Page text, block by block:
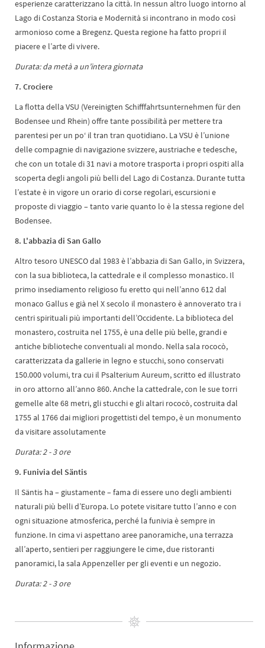
esperienze caratterizzano la città. In nessun altro luogo intorno al
Lago di Costanza Storia e Modernità si incontrano in modo così
armonioso come a Bregenz. Questa regione ha fatto propri il
piacere e l’arte di vivere.
Durata: da metà a un’intera giornata
7. Crociere
La flotta della VSU (Vereinigten Schifffahrtsunternehmen für den
Bodensee und Rhein) offre tante possibilità per mettere tra
parentesi per un po‘ il tran tran quotidiano. La VSU è l’unione
delle compagnie di navigazione svizzere, austriache e tedesche,
che con un totale di 31 navi a motore trasporta i propri ospiti alla
scoperta degli angoli più belli del Lago di Costanza. Durante tutta
l’estate è in vigore un orario di corse regolari, escursioni e
proposte di viaggio – tanto varie quanto lo è la stessa regione del
Bodensee.
8. L'abbazia di San Gallo
Altro tesoro UNESCO dal 1983 è l’abbazia di San Gallo, in Svizzera,
con la sua biblioteca, la cattedrale e il complesso monastico. Il
primo insediamento religioso fu eretto qui nell’anno 612 dal
monaco Gallus e già nel X secolo il monastero è annoverato tra i
centri spirituali più importanti dell’Occidente. La biblioteca del
monastero, costruita nel 1755, è una delle più belle, grandi e
antiche biblioteche conventuali al mondo. Nella sala rococò,
caratterizzata da gallerie in legno e stucchi, sono conservati
150.000 volumi, tra cui il Psalterium Aureum, scritto ed illustrato
in oro attorno all’anno 860. Anche la cattedrale, con le sue torri
gemelle alte 68 metri, gli stucchi e gli altari rococò, costruita dal
1755 al 1766 dai migliori progettisti del tempo, è un monumento
da visitare assolutamente
Durata: 2 - 3 ore
9. Funivia del Säntis
Il Säntis ha – giustamente – fama di essere uno degli ambienti
naturali più belli d’Europa. Lo potete visitare tutto l’anno e con
ogni situazione atmosferica, perché la funivia è sempre in
funzione. In cima vi aspettano aree panoramiche, una terrazza
all’aperto, sentieri per raggiungere le cime, due ristoranti
panoramici, la sala Appenzeller per gli eventi e un negozio.
Durata: 2 - 3 ore